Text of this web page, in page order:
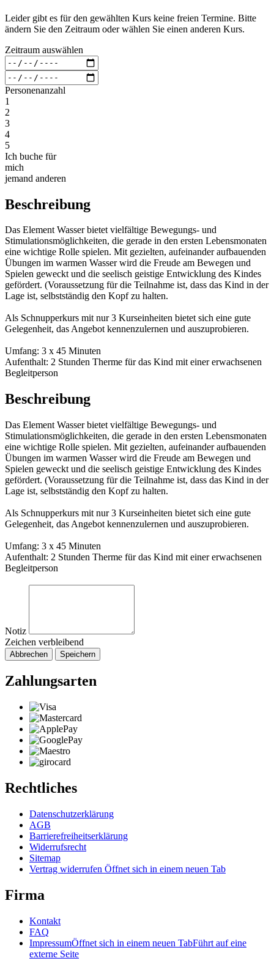
Leider gibt es für den gewählten Kurs keine freien Termine. Bitte
ändern Sie den Zeitraum oder wählen Sie einen anderen Kurs.
Zeitraum auswählen
Personenanzahl
1
2
3
4
5
Ich buche für
mich
jemand anderen
Beschreibung
Das Element Wasser bietet vielfältige Bewegungs- und
Stimulationsmöglichkeiten, die gerade in den ersten Lebensmonaten
eine wichtige Rolle spielen. Mit gezielten, aufeinander aufbauenden
Übungen im warmen Wasser wird die Freude am Bewegen und
Spielen geweckt und die seelisch geistige Entwicklung des Kindes
gefördert. (Voraussetzung für die Teilnahme ist, dass das Kind in der
Lage ist, selbstständig den Kopf zu halten.
Als Schnupperkurs mit nur 3 Kurseinheiten bietet sich eine gute
Gelegenheit, das Angebot kennenzulernen und auszuprobieren.
Umfang: 3 x 45 Minuten
Aufenthalt: 2 Stunden Therme für das Kind mit einer erwachsenen
Begleitperson
Beschreibung
Das Element Wasser bietet vielfältige Bewegungs- und
Stimulationsmöglichkeiten, die gerade in den ersten Lebensmonaten
eine wichtige Rolle spielen. Mit gezielten, aufeinander aufbauenden
Übungen im warmen Wasser wird die Freude am Bewegen und
Spielen geweckt und die seelisch geistige Entwicklung des Kindes
gefördert. (Voraussetzung für die Teilnahme ist, dass das Kind in der
Lage ist, selbstständig den Kopf zu halten.
Als Schnupperkurs mit nur 3 Kurseinheiten bietet sich eine gute
Gelegenheit, das Angebot kennenzulernen und auszuprobieren.
Umfang: 3 x 45 Minuten
Aufenthalt: 2 Stunden Therme für das Kind mit einer erwachsenen
Begleitperson
Notiz
Zeichen verbleibend
Abbrechen Speichern
Zahlungsarten
Rechtliches
Datenschutzerklärung
AGB
Barrierefreiheitserklärung
Widerrufsrecht
Sitemap
Vertrag widerrufen Öffnet sich in einem neuen Tab
Firma
Kontakt
FAQ
ImpressumÖffnet sich in einem neuen TabFührt auf eine
externe Seite